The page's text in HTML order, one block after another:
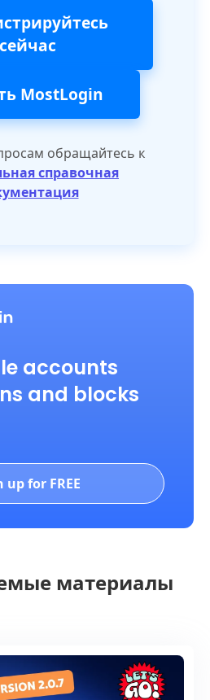
сейчас
MostLogin
обращайтесь к
справочная
accounts
and blocks
up for FREE
материалы